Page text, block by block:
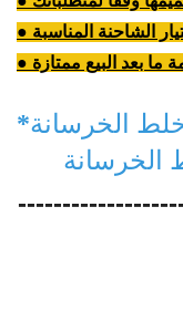
الشاحنة المناسبة
ما بعد البيع ممتازة
*